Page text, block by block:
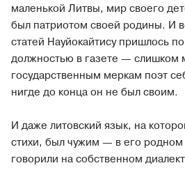
маленькой Литвы, мир своего
был патриотом своей родины. И
статей Науйокайтису пришлось
должностью в газете — слишком
государственным меркам поэт
нигде до конца он не был своим.
И даже литовский язык, на
стихи, был чужим — в его
говорили на собственном